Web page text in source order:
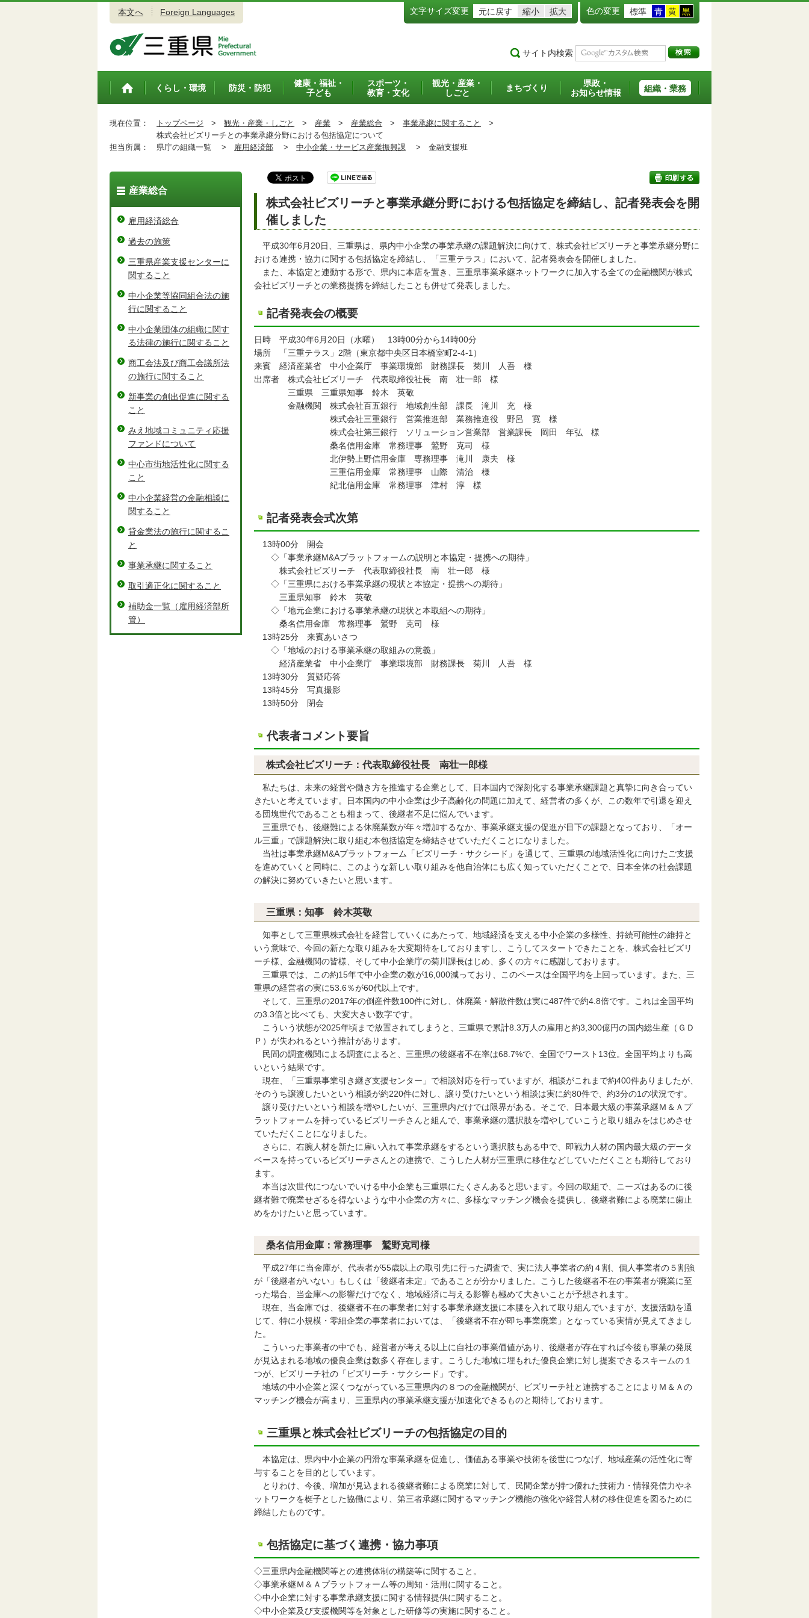
本文へ Foreign Languages 文字サイズ変更 元に戻す 縮小 拡大 色の変更 標準 青 黄 黒
サイト内検索
トップペ
くらし・環境 防災・防犯
健康・福祉・
子ども
スポーツ・
教育・文化
観光・産業・
しごと
まちづくり
県政・
お知らせ情報
組織・業務
現在位置： トップページ > 観光・産業・しごと > 産業 > 産業総合 > 事業承継に関すること
>
株式会社ビズリーチとの事業承継分野における包括協定について
担当所属：
県庁の組織一覧 > 雇用経済部 > 中小企業・サービス産業振興課 > 金融支援班
株式会社ビズリーチと事業承継分野における包括協定を締結し、記者発表会を開
催しました
平成30年6月20日、三重県は、県内中小企業の事業承継の課題解決に向けて、株式会社ビズリーチと事業承継分野に
おける連携・協力に関する包括協定を締結し、「三重テラス」において、記者発表会を開催しました。
また、本協定と連動する形で、県内に本店を置き、三重県事業承継ネットワークに加入する全ての金融機関が株式
会社ビズリーチとの業務提携を締結したことも併せて発表しました。
記者発表会の概要
日時 平成30年6月20日（水曜） 13時00分から14時00分
場所 「三重テラス」2階（東京都中央区日本橋室町2-4-1）
来賓 経済産業省 中小企業庁 事業環境部 財務課長 菊川 人吾 様
出席者 株式会社ビズリーチ 代表取締役社長 南 壮一郎 様
三重県 三重県知事 鈴木 英敬
金融機関 株式会社百五銀行 地域創生部 課長 滝川 充 様
株式会社三重銀行 営業推進部 業務推進役 野呂 寛 様
株式会社第三銀行 ソリューション営業部 営業課長 岡田 年弘 様
桑名信用金庫 常務理事 鷲野 克司 様
北伊勢上野信用金庫 専務理事 滝川 康夫 様
三重信用金庫 常務理事 山際 清治 様
紀北信用金庫 常務理事 津村 淳 様
記者発表会式次第
13時00分 開会
◇「事業承継M&Aプラットフォームの説明と本協定・提携への期待」
株式会社ビズリーチ 代表取締役社長 南 壮一郎 様
◇「三重県における事業承継の現状と本協定・提携への期待」
三重県知事 鈴木 英敬
◇「地元企業における事業承継の現状と本取組への期待」
桑名信用金庫 常務理事 鷲野 克司 様
13時25分 来賓あいさつ
◇「地域のおける事業承継の取組みの意義」
経済産業省 中小企業庁 事業環境部 財務課長 菊川 人吾 様
13時30分 質疑応答
13時45分 写真撮影
13時50分 閉会
代表者コメント要旨
株式会社ビズリーチ：代表取締役社長 南壮一郎様
私たちは、未来の経営や働き方を推進する企業として、日本国内で深刻化する事業承継課題と真摯に向き合ってい
きたいと考えています。日本国内の中小企業は少子高齢化の問題に加えて、経営者の多くが、この数年で引退を迎え
る団塊世代であることも相まって、後継者不足に悩んでいます。
三重県でも、後継難による休廃業数が年々増加するなか、事業承継支援の促進が目下の課題となっており、「オー
ル三重」で課題解決に取り組む本包括協定を締結させていただくことになりました。
当社は事業承継M&Aプラットフォーム「ビズリーチ・サクシード」を通じて、三重県の地域活性化に向けたご支援
を進めていくと同時に、このような新しい取り組みを他自治体にも広く知っていただくことで、日本全体の社会課題
の解決に努めていきたいと思います。
三重県：知事 鈴木英敬
知事として三重県株式会社を経営していくにあたって、地域経済を支える中小企業の多様性、持続可能性の維持と
いう意味で、今回の新たな取り組みを大変期待をしておりますし、こうしてスタートできたことを、株式会社ビズリ
ーチ様、金融機関の皆様、そして中小企業庁の菊川課長はじめ、多くの方々に感謝しております。
三重県では、この約15年で中小企業の数が16,000減っており、このペースは全国平均を上回っています。また、三
重県の経営者の実に53.6％が60代以上です。
そして、三重県の2017年の倒産件数100件に対し、休廃業・解散件数は実に487件で約4.8倍です。これは全国平均
の3.3倍と比べても、大変大きい数字です。
こういう状態が2025年頃まで放置されてしまうと、三重県で累計8.3万人の雇用と約3,300億円の国内総生産（ＧＤ
Ｐ）が失われるという推計があります。
民間の調査機関による調査によると、三重県の後継者不在率は68.7%で、全国でワースト13位。全国平均よりも高
いという結果です。
現在、「三重県事業引き継ぎ支援センター」で相談対応を行っていますが、相談がこれまで約400件ありましたが、
そのうち譲渡したいという相談が約220件に対し、譲り受けたいという相談は実に約80件で、約3分の1の状況です。
譲り受けたいという相談を増やしたいが、三重県内だけでは限界がある。そこで、日本最大級の事業承継Ｍ＆Ａプ
ラットフォームを持っているビズリーチさんと組んで、事業承継の選択肢を増やしていこうと取り組みをはじめさせ
ていただくことになりました。
さらに、右腕人材を新たに雇い入れて事業承継をするという選択肢もある中で、即戦力人材の国内最大級のデータ
ベースを持っているビズリーチさんとの連携で、こうした人材が三重県に移住などしていただくことも期待しており
ます。
本当は次世代につないでいける中小企業も三重県にたくさんあると思います。今回の取組で、ニーズはあるのに後
継者難で廃業せざるを得ないような中小企業の方々に、多様なマッチング機会を提供し、後継者難による廃業に歯止
めをかけたいと思っています。
桑名信用金庫：常務理事 鷲野克司様
平成27年に当金庫が、代表者が55歳以上の取引先に行った調査で、実に法人事業者の約４割、個人事業者の５割強
が「後継者がいない」もしくは「後継者未定」であることが分かりました。こうした後継者不在の事業者が廃業に至
った場合、当金庫への影響だけでなく、地域経済に与える影響も極めて大きいことが予想されます。
現在、当金庫では、後継者不在の事業者に対する事業承継支援に本腰を入れて取り組んでいますが、支援活動を通
じて、特に小規模・零細企業の事業者においては、「後継者不在が即ち事業廃業」となっている実情が見えてきまし
た。
こういった事業者の中でも、経営者が考える以上に自社の事業価値があり、後継者が存在すれば今後も事業の発展
が見込まれる地域の優良企業は数多く存在します。こうした地域に埋もれた優良企業に対し提案できるスキームの１
つが、ビズリーチ社の「ビズリーチ・サクシード」です。
地域の中小企業と深くつながっている三重県内の８つの金融機関が、ビズリーチ社と連携することによりＭ＆Ａの
マッチング機会が高まり、三重県内の事業承継支援が加速化できるものと期待しております。
三重県と株式会社ビズリーチの包括協定の目的
本協定は、県内中小企業の円滑な事業承継を促進し、価値ある事業や技術を後世につなげ、地域産業の活性化に寄
与することを目的としています。
とりわけ、今後、増加が見込まれる後継者難による廃業に対して、民間企業が持つ優れた技術力・情報発信力やネ
ットワークを梃子とした協働により、第三者承継に関するマッチング機能の強化や経営人材の移住促進を図るために
締結したものです。
包括協定に基づく連携・協力事項
◇三重県内金融機関等との連携体制の構築等に関すること。
◇事業承継Ｍ＆Ａプラットフォーム等の周知・活用に関すること。
◇中小企業に対する事業承継支援に関する情報提供に関すること。
◇中小企業及び支援機関等を対象とした研修等の実施に関すること。
産業総合
雇用経済総合
過去の施策
三重県産業支援センターに
関すること
中小企業等協同組合法の施
行に関すること
中小企業団体の組織に関す
る法律の施行に関すること
商工会法及び商工会議所法
の施行に関すること
新事業の創出促進に関する
こと
みえ地域コミュニティ応援
ファンドについて
中心市街地活性化に関する
こと
中小企業経営の金融相談に
関すること
貸金業法の施行に関するこ
と
事業承継に関すること
取引適正化に関すること
補助金一覧（雇用経済部所
管）